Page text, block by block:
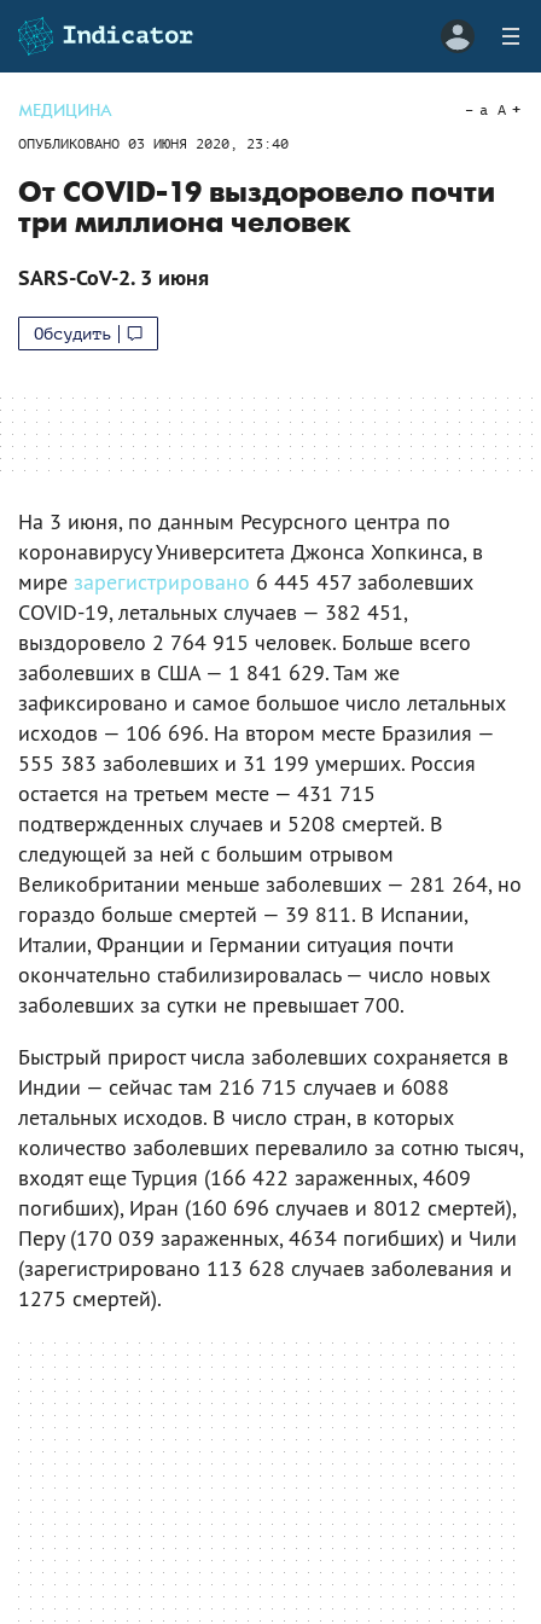
МЕДИЦИНА
ОПУБЛИКОВАНО 03 ИЮНЯ 2020, 23:40
a A
От COVID-19 выздоровело почти
три миллиона человек
SARS-CoV-2. 3 июня
Обсудить
На 3 июня, по данным Ресурсного центра по
коронавирусу Университета Джонса Хопкинса, в
мире зарегистрировано 6 445 457 заболевших
COVID-19, летальных случаев — 382 451,
выздоровело 2 764 915 человек. Больше всего
заболевших в США — 1 841 629. Там же
зафиксировано и самое большое число летальных
исходов — 106 696. На втором месте Бразилия —
555 383 заболевших и 31 199 умерших. Россия
остается на третьем месте — 431 715
подтвержденных случаев и 5208 смертей. В
следующей за ней с большим отрывом
Великобритании меньше заболевших — 281 264, но
гораздо больше смертей — 39 811. В Испании,
Италии, Франции и Германии ситуация почти
окончательно стабилизировалась — число новых
заболевших за сутки не превышает 700.
Быстрый прирост числа заболевших сохраняется в
Индии — сейчас там 216 715 случаев и 6088
летальных исходов. В число стран, в которых
количество заболевших перевалило за сотню тысяч,
входят еще Турция (166 422 зараженных, 4609
погибших), Иран (160 696 случаев и 8012 смертей),
Перу (170 039 зараженных, 4634 погибших) и Чили
(зарегистрировано 113 628 случаев заболевания и
1275 смертей).